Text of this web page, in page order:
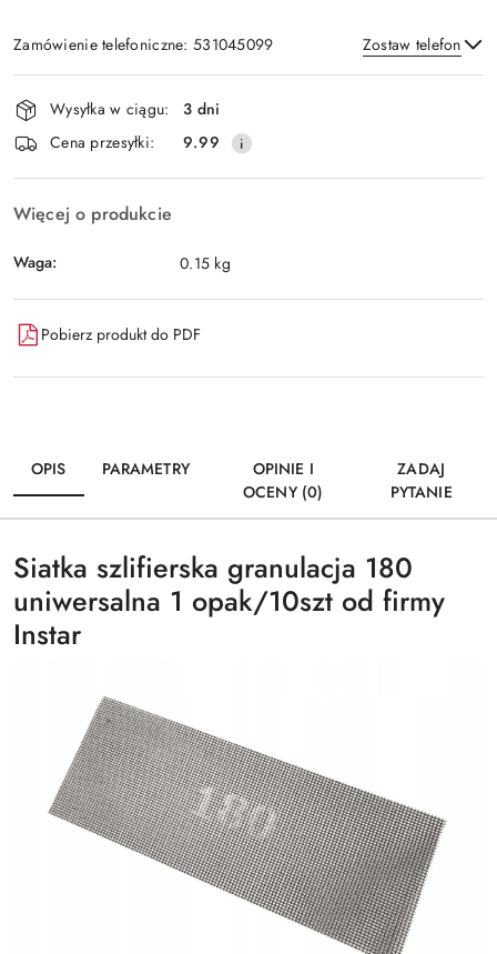
Zamówienie telefoniczne: 531045099 Zostaw telefon
Wyślij
Dostępność
i
dostawa
Wysyłka w ciągu:
3 dni
Cena przesyłki:
9.99
Więcej o produkcie
Waga: 0.15 kg
Pobierz produkt do PDF
OPIS PARAMETRY
OPINIE I
OCENY (0)
ZADAJ
PYTANIE
Siatka szlifierska granulacja 180
uniwersalna 1 opak/10szt od firmy
Instar